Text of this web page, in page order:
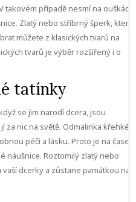
případě nesmí na ouškách
. Zlatý nebo stříbrný šperk, který
můžete z klasických tvarů na
tvarů je výběr rozšířený i o
tatínky
se jim narodí dcera, jsou
za nic na světě. Odmalinka křehké
péči a lásku. Proto je na čase,
náušnice. Roztomilý zlatý nebo
dcerky a zůstane památkou na